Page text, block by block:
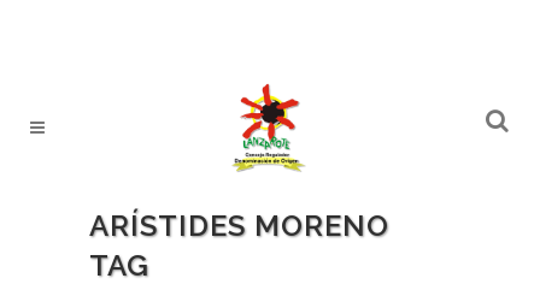
ARÍSTIDES MORENO
TAG
ALL